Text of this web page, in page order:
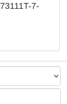
7-